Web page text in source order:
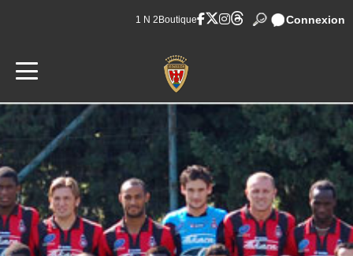
1 N 2 Boutique Connexion